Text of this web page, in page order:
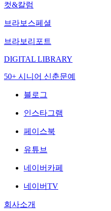
컷&칼럼
브라보스페셜
브라보리포트
DIGITAL LIBRARY
50+ 시니어 신춘문예
블로그
인스타그램
페이스북
유튜브
네이버카페
네이버TV
회사소개